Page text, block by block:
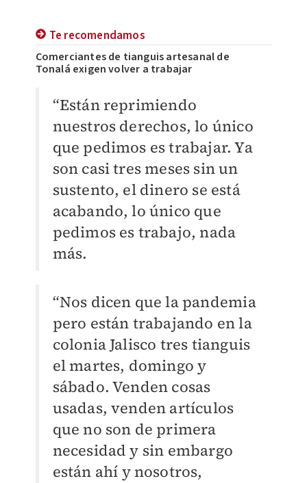
Te recomendamos
Comerciantes de tianguis artesanal de
Tonalá exigen volver a trabajar
“Están reprimiendo
nuestros derechos, lo único
que pedimos es trabajar. Ya
son casi tres meses sin un
sustento, el dinero se está
acabando, lo único que
pedimos es trabajo, nada
más.
“Nos dicen que la pandemia
pero están trabajando en la
colonia Jalisco tres tianguis
el martes, domingo y
sábado. Venden cosas
usadas, venden artículos
que no son de primera
necesidad y sin embargo
están ahí y nosotros,